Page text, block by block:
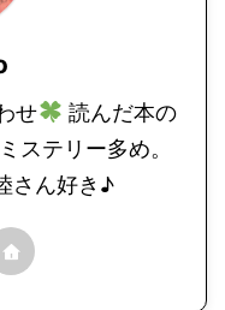
せ
読んだ本の
ステリー多め。
さん好き♪